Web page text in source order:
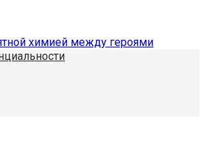
химией между героями